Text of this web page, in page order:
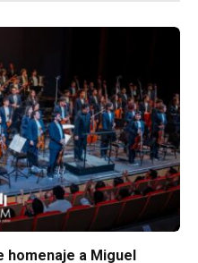
homenaje a Miguel